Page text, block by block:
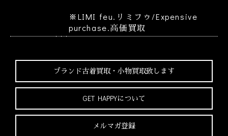
※LIMI feu.リミフゥ/Expensive
purchase.高価買取
ブランド古着買取・ 小物買取致します
GET HAPPYについて
メルマガ登録